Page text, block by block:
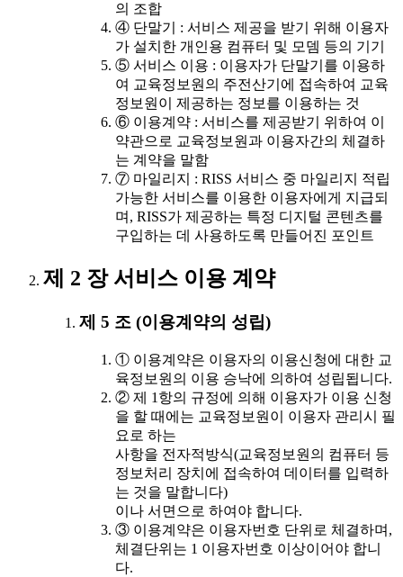
의 조합
④ 단말기 : 서비스 제공을 받기 위해 이용자
가 설치한 개인용 컴퓨터 및 모뎀 등의 기기
⑤ 서비스 이용 : 이용자가 단말기를 이용하
여 교육정보원의 주전산기에 접속하여 교육
정보원이 제공하는 정보를 이용하는 것
⑥ 이용계약 : 서비스를 제공받기 위하여 이
약관으로 교육정보원과 이용자간의 체결하
는 계약을 말함
⑦ 마일리지 : RISS 서비스 중 마일리지 적립
가능한 서비스를 이용한 이용자에게 지급되
며, RISS가 제공하는 특정 디지털 콘텐츠를
구입하는 데 사용하도록 만들어진 포인트
제 2 장 서비스 이용 계약
제 5 조 (이용계약의 성립)
① 이용계약은 이용자의 이용신청에 대한 교
육정보원의 이용 승낙에 의하여 성립됩니다.
② 제 1항의 규정에 의해 이용자가 이용 신청
을 할 때에는 교육정보원이 이용자 관리시 필
요로 하는
사항을 전자적방식(교육정보원의 컴퓨터 등
정보처리 장치에 접속하여 데이터를 입력하
는 것을 말합니다)
이나 서면으로 하여야 합니다.
③ 이용계약은 이용자번호 단위로 체결하며,
체결단위는 1 이용자번호 이상이어야 합니
다.